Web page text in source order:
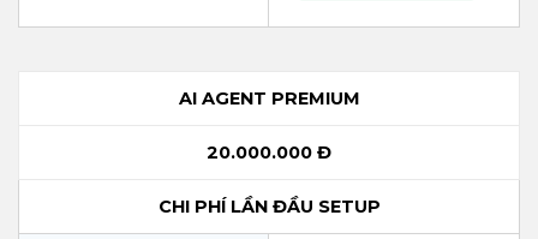
AI AGENT PREMIUM
20.000.000 Đ
CHI PHÍ LẦN ĐẦU SETUP